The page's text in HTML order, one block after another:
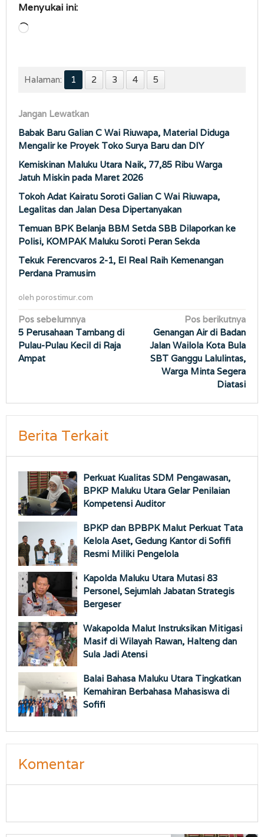
Menyukai ini:
Memuat...
Halaman: 1 2 3 4 5
Jangan Lewatkan
Babak Baru Galian C Wai Riuwapa, Material Diduga
Mengalir ke Proyek Toko Surya Baru dan DIY
Kemiskinan Maluku Utara Naik, 77,85 Ribu Warga
Jatuh Miskin pada Maret 2026
Tokoh Adat Kairatu Soroti Galian C Wai Riuwapa,
Legalitas dan Jalan Desa Dipertanyakan
Temuan BPK Belanja BBM Setda SBB Dilaporkan ke
Polisi, KOMPAK Maluku Soroti Peran Sekda
Tekuk Ferencvaros 2-1, El Real Raih Kemenangan
Perdana Pramusim
oleh porostimur.com
Navigasi
pos
Pos sebelumnya
5 Perusahaan Tambang di
Pulau-Pulau Kecil di Raja
Ampat
Pos berikutnya
Genangan Air di Badan
Jalan Wailola Kota Bula
SBT Ganggu Lalulintas,
Warga Minta Segera
Diatasi
Berita Terkait
Perkuat Kualitas SDM Pengawasan,
BPKP Maluku Utara Gelar Penilaian
Kompetensi Auditor
BPKP dan BPBPK Malut Perkuat Tata
Kelola Aset, Gedung Kantor di Sofifi
Resmi Miliki Pengelola
Kapolda Maluku Utara Mutasi 83
Personel, Sejumlah Jabatan Strategis
Bergeser
Wakapolda Malut Instruksikan Mitigasi
Masif di Wilayah Rawan, Halteng dan
Sula Jadi Atensi
Balai Bahasa Maluku Utara Tingkatkan
Kemahiran Berbahasa Mahasiswa di
Sofifi
Komentar